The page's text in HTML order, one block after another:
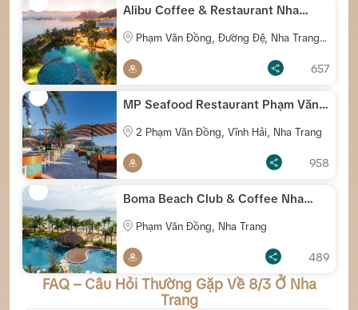
Alibu Coffee & Restaurant Nha
Phạm Văn Đồng, Đường Đệ, Nha Trang,
657
MP Seafood Restaurant Phạm Văn
2 Phạm Văn Đồng, Vĩnh Hải, Nha Trang
958
Boma Beach Club & Coffee Nha
Phạm Văn Đồng, Nha Trang
489
FAQ – Câu Hỏi Thường Gặp Về 8/3 Ở Nha
Trang